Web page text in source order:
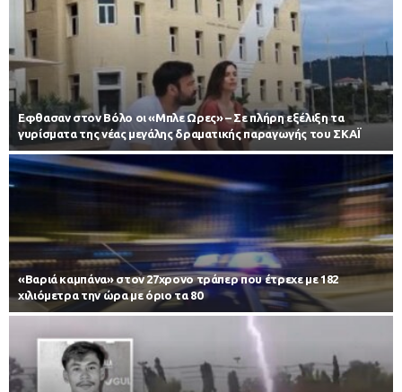
Εφθασαν στον Βόλο οι «Μπλε Ωρες» – Σε πλήρη εξέλιξη τα
γυρίσματα της νέας μεγάλης δραματικής παραγωγής του ΣΚΑΪ
«Βαριά καμπάνα» στον 27χρονο τράπερ που έτρεχε με 182
χιλιόμετρα την ώρα με όριο τα 80